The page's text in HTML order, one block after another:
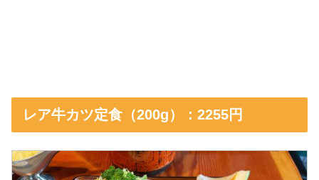
レア牛カツ定食（200g）：2255円